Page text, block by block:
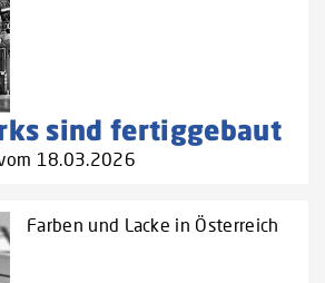
sind fertiggebaut
18.03.2026
Farben und Lacke in Österreich